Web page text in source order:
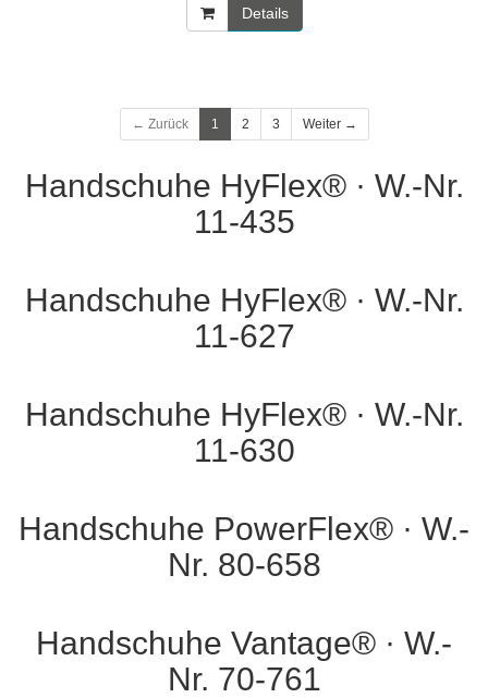
Details
← Zurück 1 2 3 Weiter →
Handschuhe HyFlex® · W.-Nr.
11-435
Handschuhe HyFlex® · W.-Nr.
11-627
Handschuhe HyFlex® · W.-Nr.
11-630
Handschuhe PowerFlex® · W.-
Nr. 80-658
Handschuhe Vantage® · W.-
Nr. 70-761